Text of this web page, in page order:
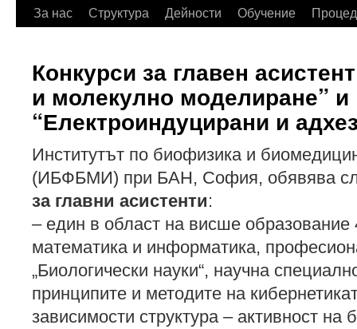
За нас Структура Дейности Обучение
Конкурси за главен
и молекулно моделиране” и
“Електроиндуцирани и
Институтът по биофизика и
(ИБФБМИ) при БАН, София, обявява
за главни асистенти:
– един в област на висше
математика и информатика,
„Биологически науки“, научна
принципите и методите на
зависимости структура – активност на